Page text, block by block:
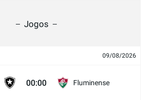
Jogos
09/08/2026
00:00 Fluminense